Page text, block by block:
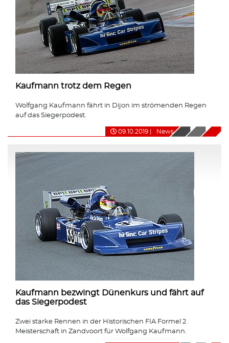
Kaufmann trotz dem Regen
Wolfgang Kaufmann fährt in Dijon im strömenden Regen
auf das Siegerpodest.
09.10.2019 News
Kaufmann bezwingt Dünenkurs und fährt auf
das Siegerpodest
Zwei starke Rennen in der Historischen FIA Formel 2
Meisterschaft in Zandvoort für Wolfgang Kaufmann.